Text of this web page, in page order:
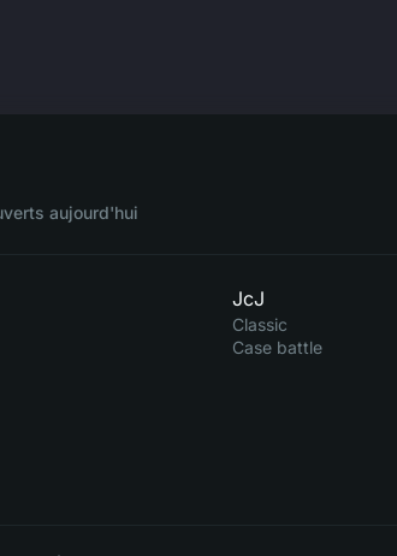
aujourd'hui
JcJ
Classic
Case battle